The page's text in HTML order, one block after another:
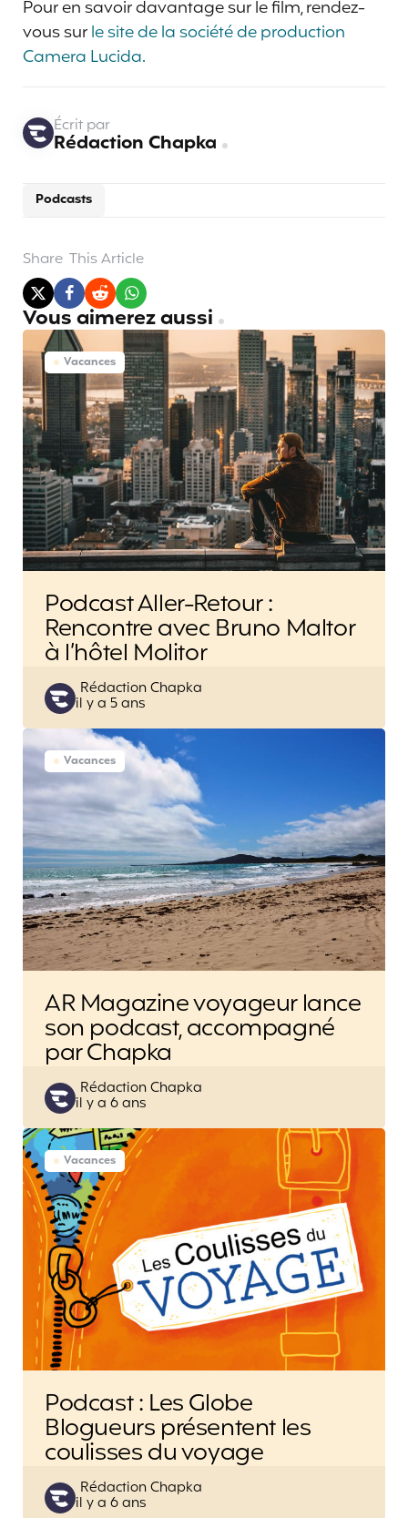
Pour en savoir davantage sur le film, rendez-
vous surle site de la société de production
Camera Lucida.
Podcasts
Écrit par
Rédaction Chapka
Share This Article
Vous aimerez aussi
Vacances
Podcast Aller-Retour :
Rencontre avec Bruno Maltor
à l’hôtel Molitor
Posted
by
Rédaction Chapka
il y a 5 ans
Vacances
AR Magazine voyageur lance
son podcast, accompagné
par Chapka
Posted
by
Rédaction Chapka
il y a 6 ans
Vacances
Podcast : Les Globe
Blogueurs présentent les
coulisses du voyage
Posted
by
Rédaction Chapka
il y a 6 ans